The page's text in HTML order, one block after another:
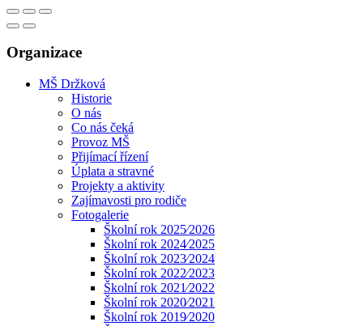
Organizace
MŠ Držková
Historie
O nás
Co nás čeká
Provoz MŠ
Přijímací řízení
Úplata a stravné
Projekty a aktivity
Zajímavosti pro rodiče
Fotogalerie
Školní rok 2025⁄2026
Školní rok 2024⁄2025
Školní rok 2023⁄2024
Školní rok 2022⁄2023
Školní rok 2021⁄2022
Školní rok 2020⁄2021
Školní rok 2019⁄2020